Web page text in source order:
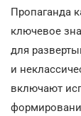
Пропаганда
ключевое
для
и
включают